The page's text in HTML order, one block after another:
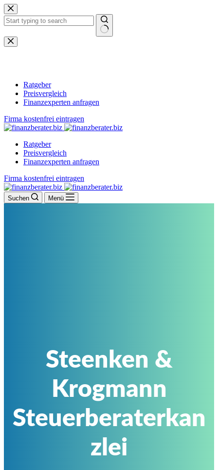
Zum
Inhalt
springen
Keine
Ergebnisse
Ratgeber
Preisvergleich
Finanzexperten anfragen
Firma kostenfrei eintragen
Ratgeber
Preisvergleich
Finanzexperten anfragen
Firma kostenfrei eintragen
Suchen Menü
Steenken &
Krogmann
Steuerberaterkan
zlei